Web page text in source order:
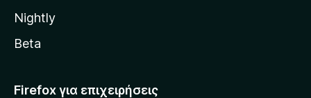
l
a
Nightly
Beta
Firefox για επιχειρήσεις